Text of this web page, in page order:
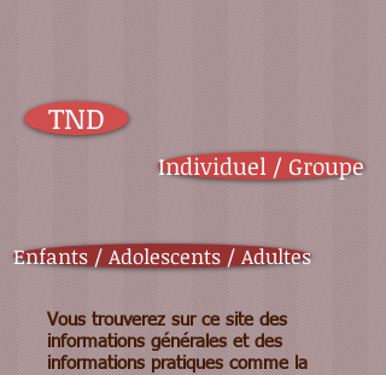
TND
Individuel / Groupe
Enfants / Adolescents / Adultes
Vous trouverez sur ce site des
informations générales et des
informations pratiques comme la